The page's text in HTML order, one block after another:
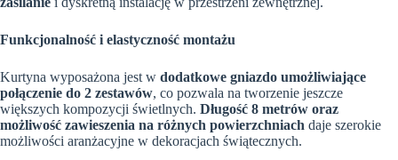
Funkcjonalność i elastyczność montażu
Kurtyna wyposażona jest w dodatkowe gniazdo umożliwiające
połączenie do 2 zestawów, co pozwala na tworzenie jeszcze
większych kompozycji świetlnych. Długość 8 metrów oraz
możliwość zawieszenia na różnych powierzchniach daje szerokie
możliwości aranżacyjne w dekoracjach świątecznych.